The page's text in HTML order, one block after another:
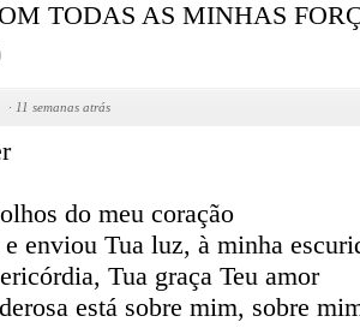
TODAS AS MINHAS
· 11 semanas atrás
do meu coração
enviou Tua luz, à minha
Tua graça Teu amor
está sobre mim, sobre